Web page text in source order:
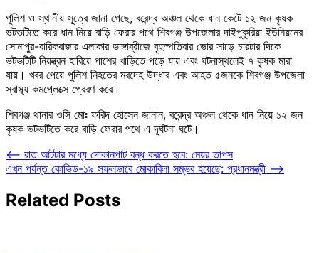
পুলিশ ও স্থানীয় সূত্রে জানা গেছে, বরেন্দ্র অঞ্চল থেকে ধান কেটে ১২ জন কৃষক
ভটভটিতে করে ধান নিয়ে বাড়ি ফেরার পথে শিবগঞ্জ উপজেলার দাইপুকুরিয়া ইউনিয়নের
সোনাপুর-বারিকবাজার এলাকার ভাঙ্গাব্রীজে বৃহস্পতিবার ভোর সাড়ে চারটার দিকে
ভটভটিটি নিয়ন্ত্রন হারিয়ে পাশের খাড়িতে পড়ে যায় এবং ঘটনাস্থলেই ৭ কৃষক মারা
যায়। খবর পেয়ে পুলিশ নিহতের মরদেহ উদ্ধার এবং আহত ৫জনকে শিবগঞ্জ উপজেলা
স্বাস্থ্য কমপ্লেক্সে প্রেরণ করে।
শিবগঞ্জ থানার ওসি মোঃ ফরিদ হোসেন জানান, বরেন্দ্র অঞ্চল থেকে ধান নিয়ে ১২ জন
কৃষক ভটভটিতে করে বাড়ি ফেরার পথে এ দূর্ঘটনা ঘটে।
Post
navigation
⟵ রাত আটটার মধ্যে দোকানপাট বন্ধ করতে হবে: মেয়র তাপস
এখন পর্যন্ত কোভিড-১৯ সফলভাবে মোকাবিলা সম্ভব হয়েছে: প্রধানমন্ত্রী ⟶
Related Posts